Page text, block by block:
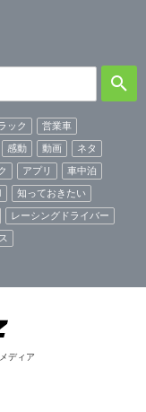
ック
営業車
感動 動画
ネタ
アプリ
車中泊
知っておきたい
レーシングドライバー
ディア